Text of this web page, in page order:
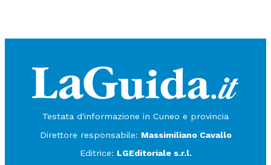
Testata d'informazione in Cuneo e provincia
Direttore responsabile: Massimiliano Cavallo
Editrice: LGEditoriale s.r.l.